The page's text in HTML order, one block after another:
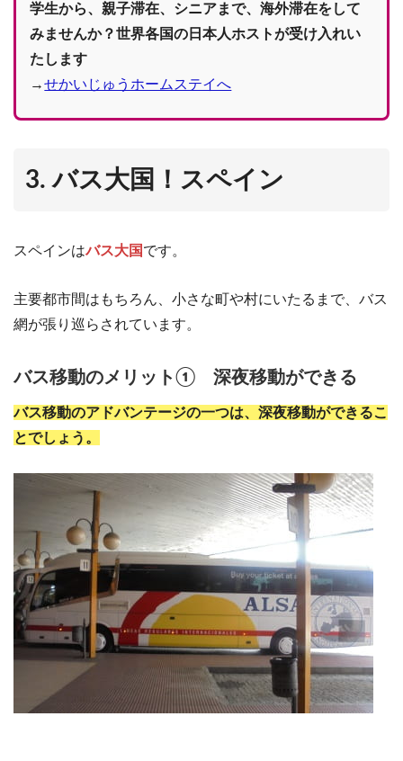
学生から、親子滞在、シニアまで、海外滞在をして
みませんか？世界各国の日本人ホストが受け入れい
たします
→せかいじゅうホームステイへ
3. バス大国！スペイン
スペインはバス大国です。
主要都市間はもちろん、小さな町や村にいたるまで、バス
網が張り巡らされています。
バス移動のメリット① 深夜移動ができる
バス移動のアドバンテージの一つは、深夜移動ができるこ
とでしょう。